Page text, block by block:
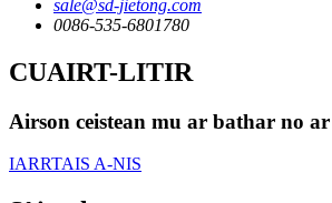
sale@sd-jietong.com
0086-535-6801780
CUAIRT-LITIR
Airson ceistean mu ar bathar no
IARRTAIS A-NIS